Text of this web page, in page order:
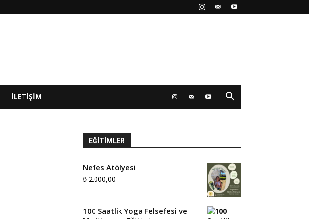
İLETIŞIM
EĞITIMLER
Nefes Atölyesi
₺ 2.000,00
100 Saatlik Yoga Felsefesi ve